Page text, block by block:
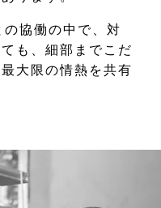
協働の中で、対
も、細部までこだ
大限の情熱を共有